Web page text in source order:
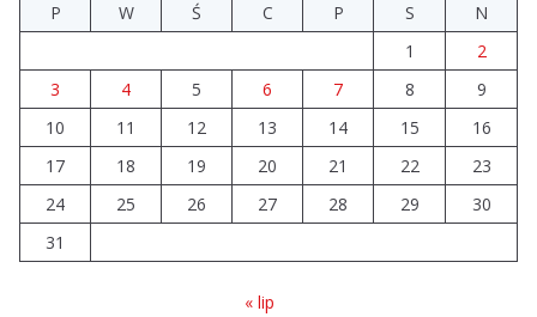
Prawie 80 mln zł na drogi. Ile
dołożyły gminy?
06.08.2026
Szkoła we Władysławowie
przechodzi modernizację
P
W Ś C P S
N
1
2
3
4 5 6 7 8
9
10
11 12 13 14 15
16
17
18 19 20 21 22
23
24
25 26 27 28 29
30
31
« lip